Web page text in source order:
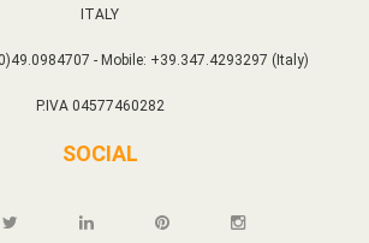
ITALY
- Mobile: +39.347.4293297 (Italy)
P.IVA 04577460282
SOCIAL